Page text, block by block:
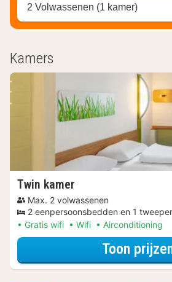
2 Volwassenen (1 kamer)
Kamers
Twin kamer
Max. 2 volwassenen
2 eenpersoonsbedden en 1
Gratis wifi
Wifi Airconditioning
Toon